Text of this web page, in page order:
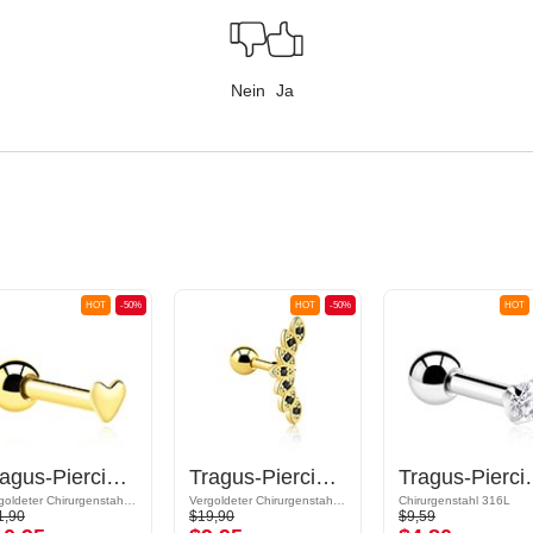
Nein Ja
-50%
HOT
Tragus-Piercing mit Herz-Design
-50%
HOT
Tragus-Piercing mit Kristallsteinchen
$19,90
HOT
Chirurgenstahl 316L
$9,59